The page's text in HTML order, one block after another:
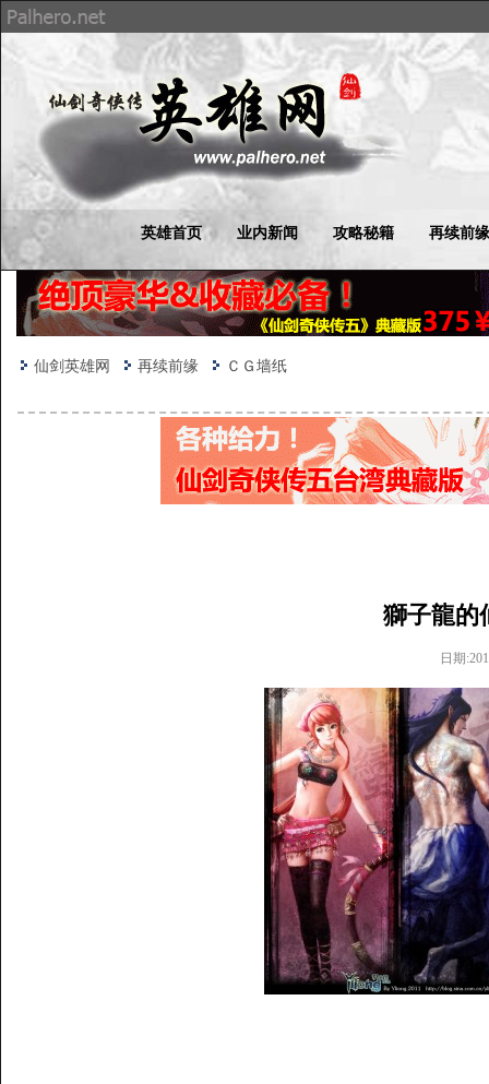
英雄首页 业内新闻 攻略秘籍 再续前缘
仙剑英雄网 再续前缘 ＣＧ墙纸
獅子龍的
日期